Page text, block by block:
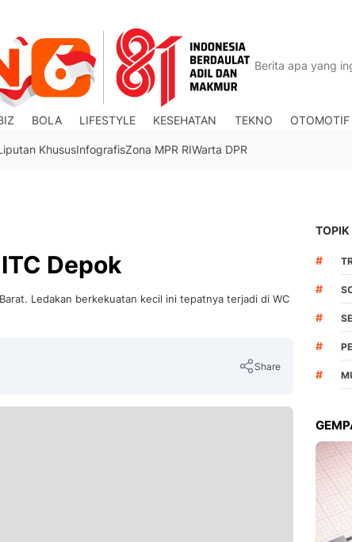
BOLA LIFESTYLE KESEHATAN TEKNO OTOMOTIF
KhususInfografisZona MPR RIWarta DPR
Depok
Ledakan berkekuatan kecil ini tepatnya terjadi di WC
Share
TOPIK
#
#
#
#
#